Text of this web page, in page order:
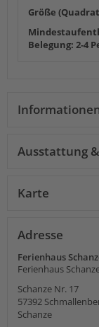
Größe
Belegung: 2-4
Ausstattung
Karte
Adresse
Ferienhaus
Ferienhaus
Schanze Nr. 17
57392
Schanze